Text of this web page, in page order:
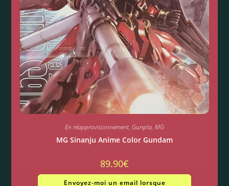
En réapprovisionnement, Gunpla, MG
MG Sinanju Anime Color Gundam
89.90€
Envoyez-moi un email lorsque